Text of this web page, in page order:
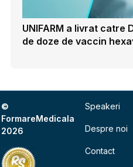
UNIFARM a livrat catre
de doze de vaccin
©
FormareMedicala
2026
Speakeri
Despre noi
Contact